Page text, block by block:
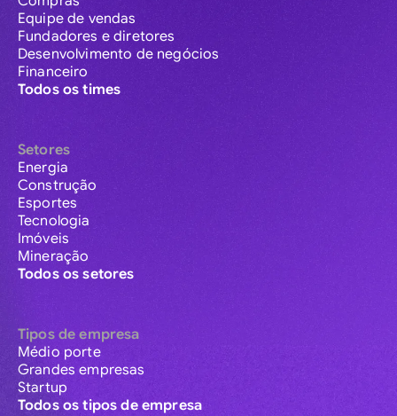
Equipe de vendas
Fundadores e diretores
Desenvolvimento de negócios
Financeiro
Todos os times
Setores
Energia
Construção
Esportes
Tecnologia
Imóveis
Mineração
Todos os setores
Tipos de empresa
Médio porte
Grandes empresas
Startup
Todos os tipos de empresa